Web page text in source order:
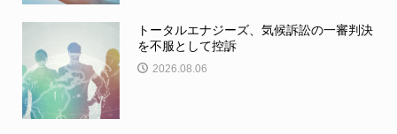
トータルエナジーズ、気候訴訟の一審判決
を不服として控訴
2026.08.06